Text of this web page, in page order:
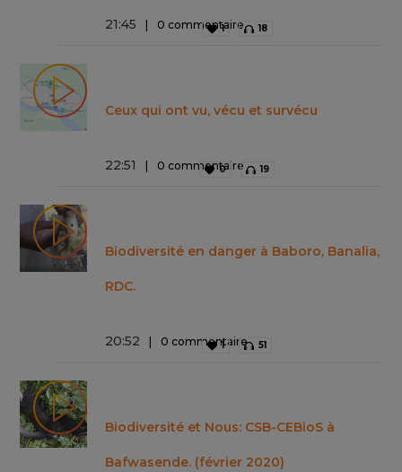
21:45 0 commentaire
1 18
Ceux qui ont vu, vécu et survécu
22:51 0 commentaire
0 19
Biodiversité en danger à Baboro, Banalia,
RDC.
20:52 0 commentaire
1 51
Biodiversité et Nous: CSB-CEBioS à
Bafwasende. (février 2020)